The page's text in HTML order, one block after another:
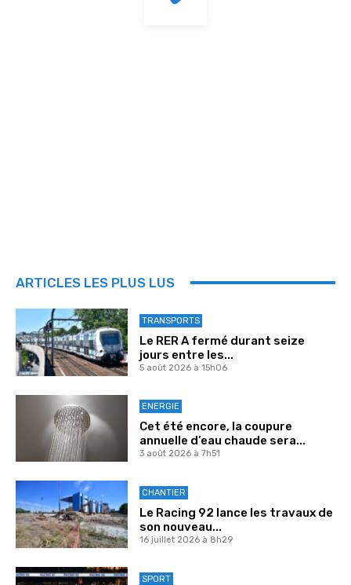
ARTICLES LES PLUS LUS
TRANSPORTS
Le RER A fermé durant seize
jours entre les...
5 août 2026 à 15h06
ENERGIE
Cet été encore, la coupure
annuelle d’eau chaude sera...
3 août 2026 à 7h51
CHANTIER
Le Racing 92 lance les travaux de
son nouveau...
16 juillet 2026 à 8h29
SPORT